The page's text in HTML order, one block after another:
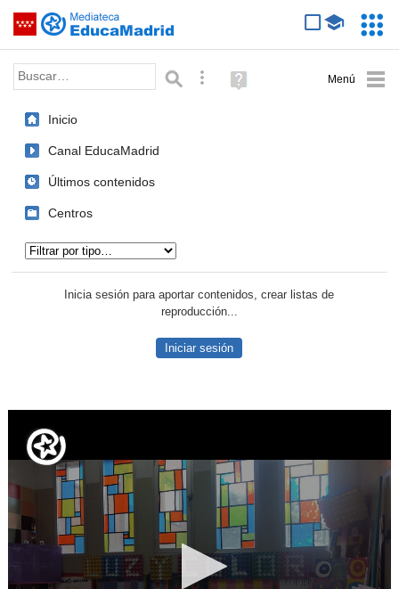
Saltar navegación
Palabra o frase: Búsqueda avanzada
Ayuda
(en
Inicio
Canal EducaMadrid
Últimos contenidos
Centros
Inicia sesión para aportar contenidos, crear listas de
reproducción...
Iniciar sesión